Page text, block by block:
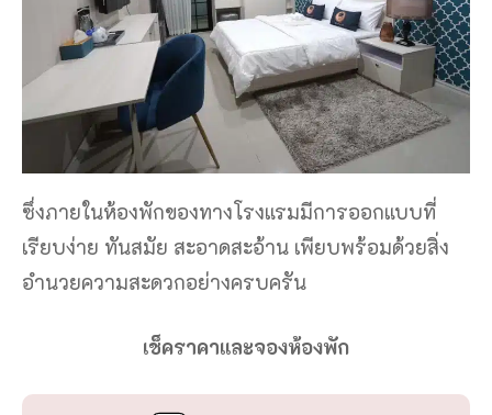
ซึ่งภายในห้องพักของทางโรงแรมมีการออกแบบที่
เรียบง่าย ทันสมัย สะอาดสะอ้าน เพียบพร้อมด้วยสิ่ง
อำนวยความสะดวกอย่างครบครัน
เช็คราคาและจองห้องพัก